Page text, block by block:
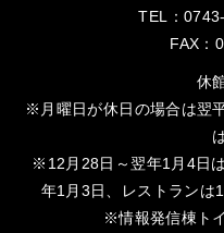
TEL：
FAX：
休
※月曜日が休日の場合は翌
※12月28日～翌年1月4日
年1月3日、レストランは
※情報発信棟ト